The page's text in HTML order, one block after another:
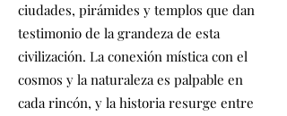
ciudades, pirámides y templos que dan
testimonio de la grandeza de esta
civilización. La conexión mística con el
cosmos y la naturaleza es palpable en
cada rincón, y la historia resurge entre